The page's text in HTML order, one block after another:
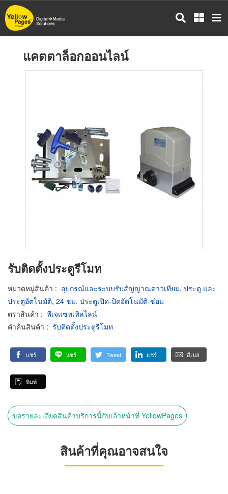
ข้าม
ไป
แคตตาล็อกออนไลน์
รับติดตั้งประตูรีโมท
หมวดหมู่สินค้า : อุปกรณ์และระบบรับสัญญาณดาวเทียม, ประตู และ
ประตูอัตโนมัติ, 24 ชม. ประตูเปิด-ปิดอัตโนมัติ-ซ่อม
ตราสินค้า : พีเจแซทเทิลไลน์
คำค้นสินค้า : รับติดตั้งประตูรีโมท
แชร์ แชร์ Tweet แชร์ อีเมล
พิมพ์
ขอรายละเอียดสินค้าบริการนี้กับเจ้าหน้าที่ YellowPages
สินค้าที่คุณอาจสนใจ